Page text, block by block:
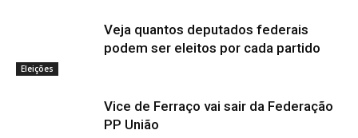
Eleições
Veja quantos deputados federais
podem ser eleitos por cada partido
Vice de Ferraço vai sair da Federação
PP União